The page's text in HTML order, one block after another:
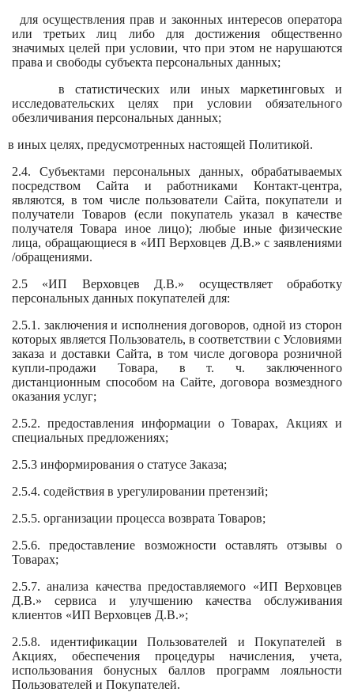
для осуществления прав и законных интересов оператора
или третьих лиц либо для достижения общественно
значимых целей при условии, что при этом не нарушаются
права и свободы субъекта персональных данных;
в статистических или иных маркетинговых и
исследовательских целях при условии обязательного
обезличивания персональных данных;
в иных целях, предусмотренных настоящей Политикой.
2.4. Субъектами персональных данных, обрабатываемых
посредством Сайта и работниками Контакт-центра,
являются, в том числе пользователи Сайта, покупатели и
получатели Товаров (если покупатель указал в качестве
получателя Товара иное лицо); любые иные физические
лица, обращающиеся в «ИП Верховцев Д.В.» с заявлениями
/обращениями.
2.5 «ИП Верховцев Д.В.» осуществляет обработку
персональных данных покупателей для:
2.5.1. заключения и исполнения договоров, одной из сторон
которых является Пользователь, в соответствии с Условиями
заказа и доставки Сайта, в том числе договора розничной
купли-продажи Товара, в т. ч. заключенного
дистанционным способом на Сайте, договора возмездного
оказания услуг;
2.5.2. предоставления информации о Товарах, Акциях и
специальных предложениях;
2.5.3 информирования о статусе Заказа;
2.5.4. содействия в урегулировании претензий;
2.5.5. организации процесса возврата Товаров;
2.5.6. предоставление возможности оставлять отзывы о
Товарах;
2.5.7. анализа качества предоставляемого «ИП Верховцев
Д.В.» сервиса и улучшению качества обслуживания
клиентов «ИП Верховцев Д.В.»;
2.5.8. идентификации Пользователей и Покупателей в
Акциях, обеспечения процедуры начисления, учета,
использования бонусных баллов программ лояльности
Пользователей и Покупателей.